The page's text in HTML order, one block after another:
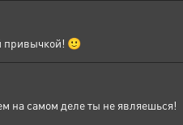
привычкой! 🙂
на самом деле ты не являешься!